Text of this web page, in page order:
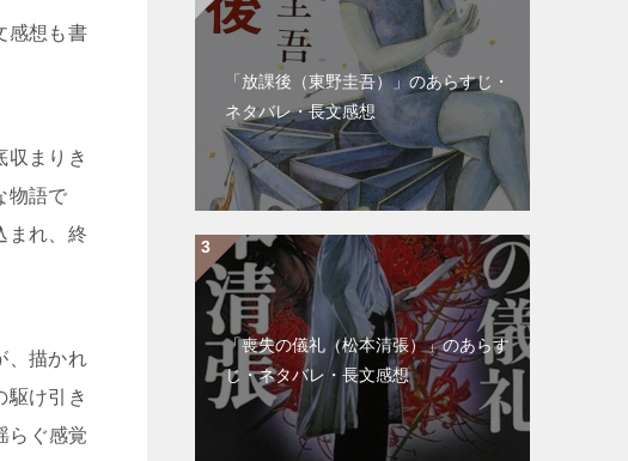
感想も書
収まりき
物語で
まれ、終
、描かれ
駆け引き
らぐ感覚
「放課後（東野圭吾）」のあらすじ・
ネタバレ・長文感想
「喪失の儀礼（松本清張）」のあらす
じ・ネタバレ・長文感想